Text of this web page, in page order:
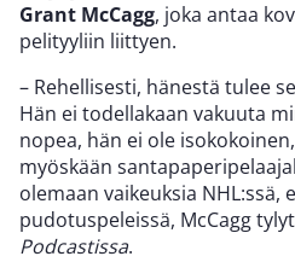
Grant McCagg, joka antaa
pelityyliin liittyen.
– Rehellisesti, hänestä tulee
Hän ei todellakaan vakuuta
nopea, hän ei ole
myöskään
olemaan vaikeuksia NHL:ssä,
pudotuspeleissä, McCagg
Podcastissa.